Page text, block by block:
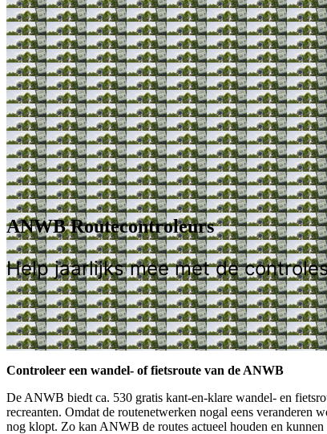
ANWB Routecontroleurs
Help jaarlijks mee met de
Controleer een wandel- of fietsroute van de ANWB
De ANWB biedt ca. 530 gratis kant-en-klare wandel- en
recreanten. Omdat de routenetwerken nogal eens
nog klopt. Zo kan ANWB de routes actueel houden en kunnen